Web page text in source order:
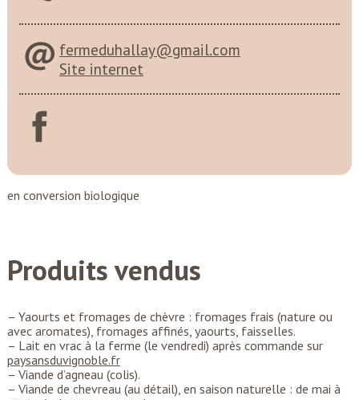
fermeduhallay@gmail.com
Site internet
en conversion biologique
Produits vendus
– Yaourts et fromages de chèvre : fromages frais (nature ou
avec aromates), fromages affinés, yaourts, faisselles.
– Lait en vrac à la ferme (le vendredi) après commande sur
paysansduvignoble.fr
– Viande d’agneau (colis).
– Viande de chevreau (au détail), en saison naturelle : de mai à